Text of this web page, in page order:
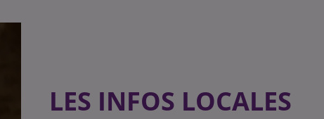
LES INFOS LOCALES